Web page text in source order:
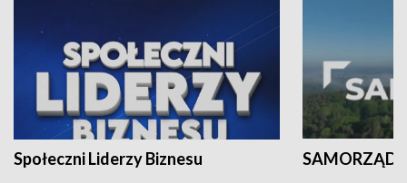
Społeczni Liderzy Biznesu SAMORZĄD